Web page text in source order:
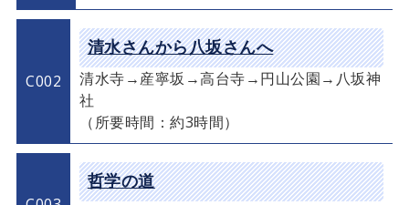
C002
清水さんから八坂さんへ
清水寺→産寧坂→高台寺→円山公園→八坂神
社
（所要時間：約3時間）
哲学の道